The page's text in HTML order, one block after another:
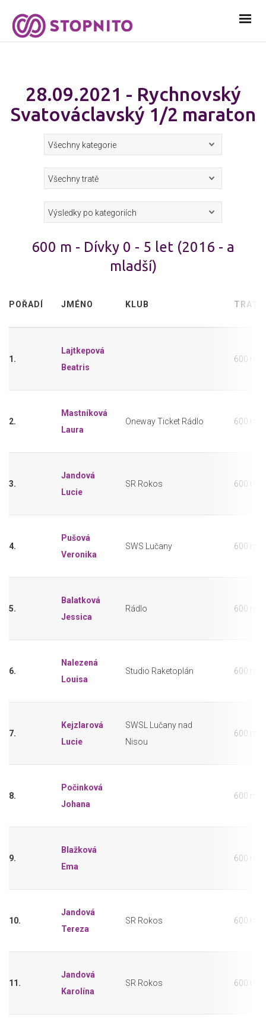
28.09.2021 - Rychnovský
Svatováclavský 1/2 maraton
600 m - Dívky 0 - 5 let (2016 - a
mladší)
POŘADÍ JMÉNO KLUB TRAŤ
1.
Lajtkepová
Beatris
600 m
2.
Mastníková
Laura
Oneway Ticket Rádlo 600 m
3.
Jandová
Lucie
SR Rokos 600 m
4.
Pušová
Veronika
SWS Lučany 600 m
5.
Balatková
Jessica
Rádlo 600 m
6.
Nalezená
Louisa
Studio Raketoplán 600 m
7.
Kejzlarová
Lucie
SWSL Lučany nad
Nisou
600 m
8.
Počinková
Johana
600 m
9.
Blažková
Ema
600 m
10.
Jandová
Tereza
SR Rokos 600 m
11.
Jandová
Karolína
SR Rokos 600 m